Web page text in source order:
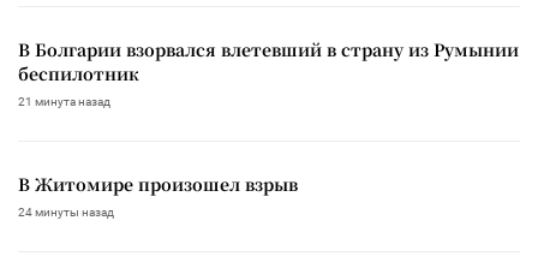
В Болгарии взорвался влетевший в страну из Румынии
беспилотник
21 минута назад
В Житомире произошел взрыв
24 минуты назад